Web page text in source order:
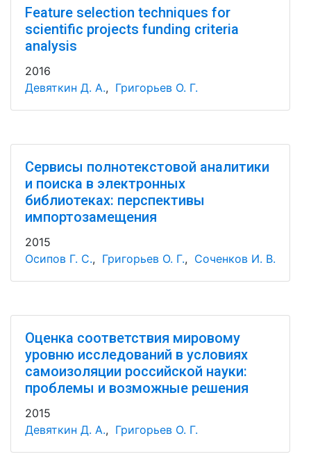
Feature selection techniques for
scientific projects funding criteria
analysis
2016
Девяткин Д. А., Григорьев О. Г.
Сервисы полнотекстовой аналитики
и поиска в электронных
библиотеках: перспективы
импортозамещения
2015
Осипов Г. С., Григорьев О. Г., Соченков И. В.
Оценка соответствия мировому
уровню исследований в условиях
самоизоляции российской науки:
проблемы и возможные решения
2015
Девяткин Д. А., Григорьев О. Г.